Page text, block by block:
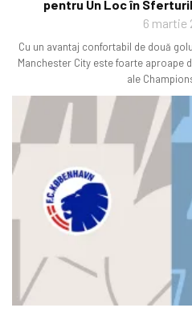
pentru Un Loc în
6 martie
Cu un avantaj confortabil de două
Manchester City este foarte aproape
ale